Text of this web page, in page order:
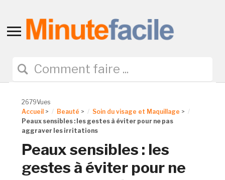
Toggle
navigation
2679Vues
Accueil > Beauté > Soin du visage et Maquillage >
Peaux sensibles : les gestes à éviter pour ne pas
aggraver les irritations
Peaux sensibles : les
gestes à éviter pour ne